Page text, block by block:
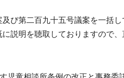
び第二百九十五号議案を一括し
説明を聴取しておりますので、